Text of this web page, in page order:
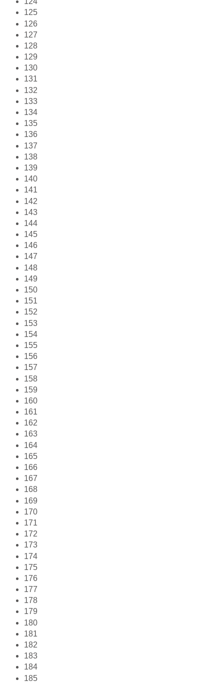
125
126
127
128
129
130
131
132
133
134
135
136
137
138
139
140
141
142
143
144
145
146
147
148
149
150
151
152
153
154
155
156
157
158
159
160
161
162
163
164
165
166
167
168
169
170
171
172
173
174
175
176
177
178
179
180
181
182
183
184
185